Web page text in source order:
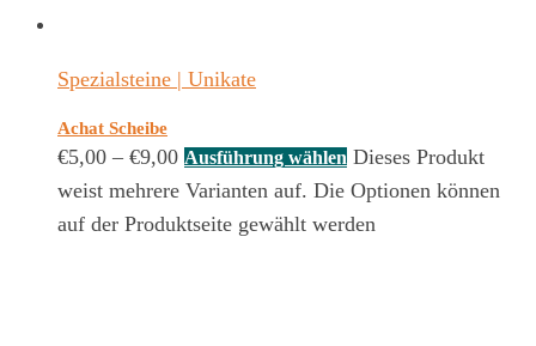
Spezialsteine | Unikate
Achat Scheibe
€5,00 – €9,00 Ausführung wählen Dieses Produkt
weist mehrere Varianten auf. Die Optionen können
auf der Produktseite gewählt werden